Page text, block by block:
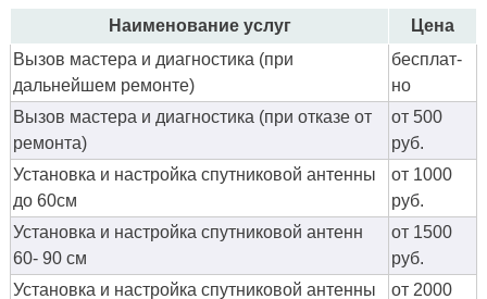
Наименование услуг
Цена
Вызов мастера и диагностика (при
дальнейшем ремонте)
бес­плат­
но
Вызов мастера и диагностика (при отказе от
ремонта)
от 500
руб.
Установка и настройка спутниковой антенны
до 60см
от 1000
руб.
Установка и настройка спутниковой антенн
60- 90 см
от 1500
руб.
Установка и настройка спутниковой антенны
от 2000